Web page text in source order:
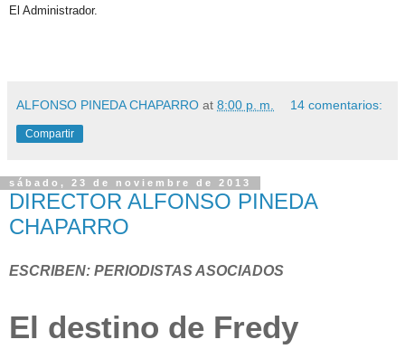
El Administrador.
ALFONSO PINEDA CHAPARRO at 8:00 p. m. 14 comentarios:
Compartir
sábado, 23 de noviembre de 2013
DIRECTOR ALFONSO PINEDA
CHAPARRO
ESCRIBEN: PERIODISTAS ASOCIADOS
El destino de Fredy